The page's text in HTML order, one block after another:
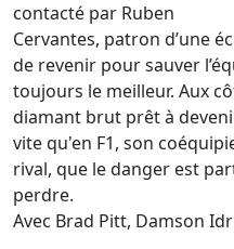
contacté par Ruben
Cervantes, patron d’une
de revenir pour sauver
toujours le meilleur. Aux
diamant brut prêt à
vite qu'en F1, son
rival, que le danger est
perdre.
Avec Brad Pitt, Damson